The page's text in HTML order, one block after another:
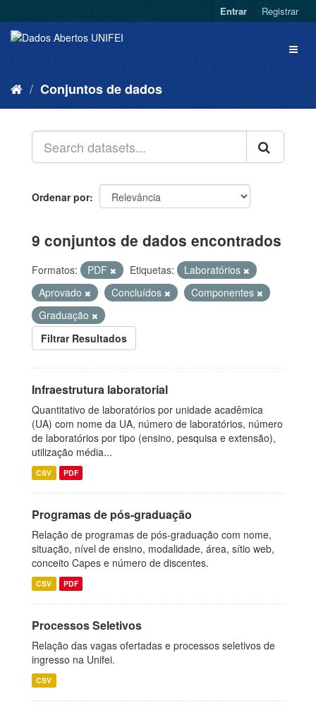
Entrar Registrar
Conjuntos de dados
Ordenar por
9 conjuntos de dados encontrados
Formatos: PDF Etiquetas:
Laboratórios
Aprovado
Concluídos
Componentes
Graduação
Filtrar Resultados
Infraestrutura laboratorial
Quantitativo de laboratórios por unidade acadêmica
(UA) com nome da UA, número de laboratórios, número
de laboratórios por tipo (ensino, pesquisa e extensão),
utilização média...
CSV PDF
Programas de pós-graduação
Relação de programas de pós-graduação com nome,
situação, nível de ensino, modalidade, área, sítio web,
conceito Capes e número de discentes.
CSV PDF
Processos Seletivos
Relação das vagas ofertadas e processos seletivos de
ingresso na Unifei.
CSV